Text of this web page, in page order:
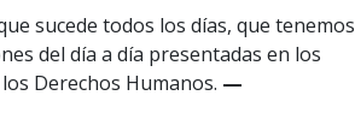
sucede todos los días, que tenemos
del día a día presentadas en los
Derechos Humanos. —